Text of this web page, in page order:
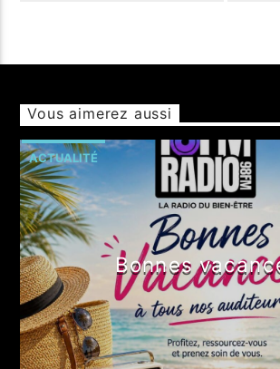
Vous aimerez aussi
ACTUALITÉ
Bonnes